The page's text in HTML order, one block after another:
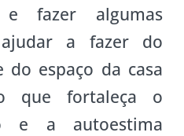
e fazer algumas
a fazer do
espaço da casa
que fortaleça o
e a autoestima